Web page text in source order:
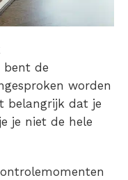
bent de
worden
belangrijk dat je
je niet de hele